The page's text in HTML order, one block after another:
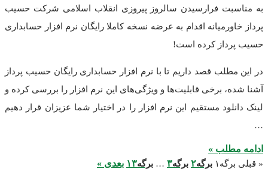
فرارسیدن سالروز پیروزی انقلاب اسلامی شرکت حسیب
اقدام به عرضه نسخه کاملا رایگان نرم افزار حسابداری
کرده است!
قصد داریم تا با نرم افزار حسابداری رایگان حسیب پرداز
برخی قابلیت‌ها و ویژگی‌های این نرم افزار را بررسی کرده و
مستقیم این نرم افزار را در اختیار شما عزیزان قرار دهیم
»
۱ برگه۲ برگه۳ … برگه۱۳ بعدی »